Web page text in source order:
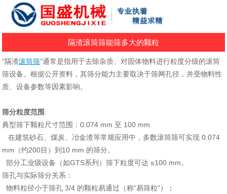
隔渣滚筒筛能筛多大的颗粒
“隔渣滚筒筛”通常是指用于去除杂质、对固体物料进行粒度分级的滚筒
筛设备。根据公开资料，其筛分能力主要取决于‌筛网孔径‌，并受物料性
质、设备参数等因素影响。
筛分粒度范围
‌典型筛下颗粒尺寸范围‌：‌0.074 mm 至 100 mm‌
在建筑砂石、煤炭、冶金渣等常规应用中，多数滚筒筛可实现 ‌0.074
mm（约200目）到10 mm‌ 的筛分。
部分工业级设备（如GTS系列）筛下粒度可达 ‌≤100 mm‌。
‌筛孔与实际筛分关系‌：
物料粒径小于筛孔 ‌3/4‌ 的颗粒易通过（称“易筛粒”）；